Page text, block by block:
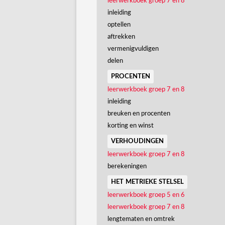
inleiding
optellen
aftrekken
vermenigvuldigen
delen
procenten
leerwerkboek groep 7 en 8
inleiding
breuken en procenten
korting en winst
verhoudingen
leerwerkboek groep 7 en 8
berekeningen
het metrieke stelsel
leerwerkboek groep 5 en 6
leerwerkboek groep 7 en 8
lengtematen en omtrek